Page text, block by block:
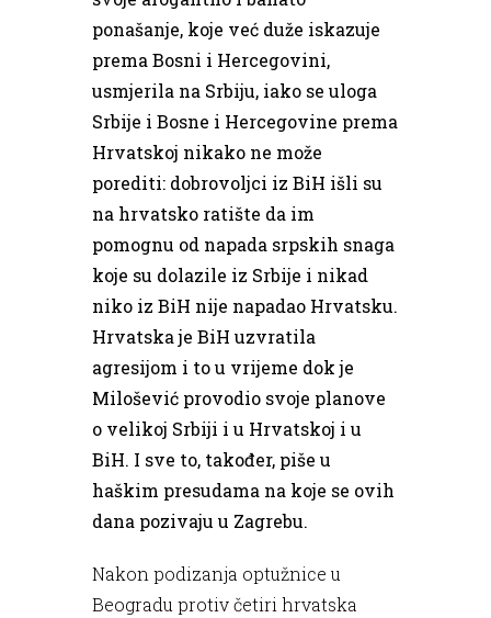
ponašanje, koje već duže iskazuje
prema Bosni i Hercegovini,
usmjerila na Srbiju, iako se uloga
Srbije i Bosne i Hercegovine prema
Hrvatskoj nikako ne može
porediti: dobrovoljci iz BiH išli su
na hrvatsko ratište da im
pomognu od napada srpskih snaga
koje su dolazile iz Srbije i nikad
niko iz BiH nije napadao Hrvatsku.
Hrvatska je BiH uzvratila
agresijom i to u vrijeme dok je
Milošević provodio svoje planove
o velikoj Srbiji i u Hrvatskoj i u
BiH. I sve to, također, piše u
haškim presudama na koje se ovih
dana pozivaju u Zagrebu.
Nakon podizanja optužnice u
Beogradu protiv četiri hrvatska